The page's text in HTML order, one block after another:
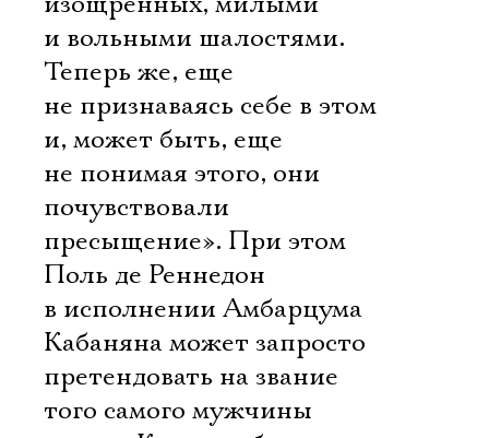
и вольными шалостями.
Теперь же, еще
не признаваясь себе в этом
и, может быть, еще
не понимая этого, они
почувствовали
пресыщение». При этом
Поль де Реннедон
в исполнении Амбарцума
Кабаняна может запросто
претендовать на звание
того самого мужчины